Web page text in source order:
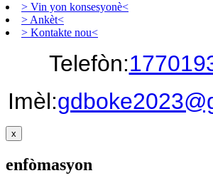
> Vin yon konsesyonè<
> Ankèt<
> Kontakte nou<
Telefòn:
Imèl:
x
enfòmasyon